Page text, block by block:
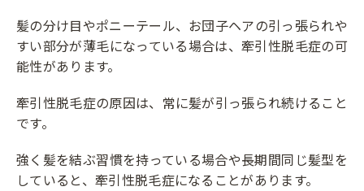
髪の分け目やポニーテール、お団子ヘアの引っ張られや
すい部分が薄毛になっている場合は、牽引性脱毛症の可
能性があります。
牽引性脱毛症の原因は、常に髪が引っ張られ続けること
です。
強く髪を結ぶ習慣を持っている場合や長期間同じ髪型を
していると、牽引性脱毛症になることがあります。